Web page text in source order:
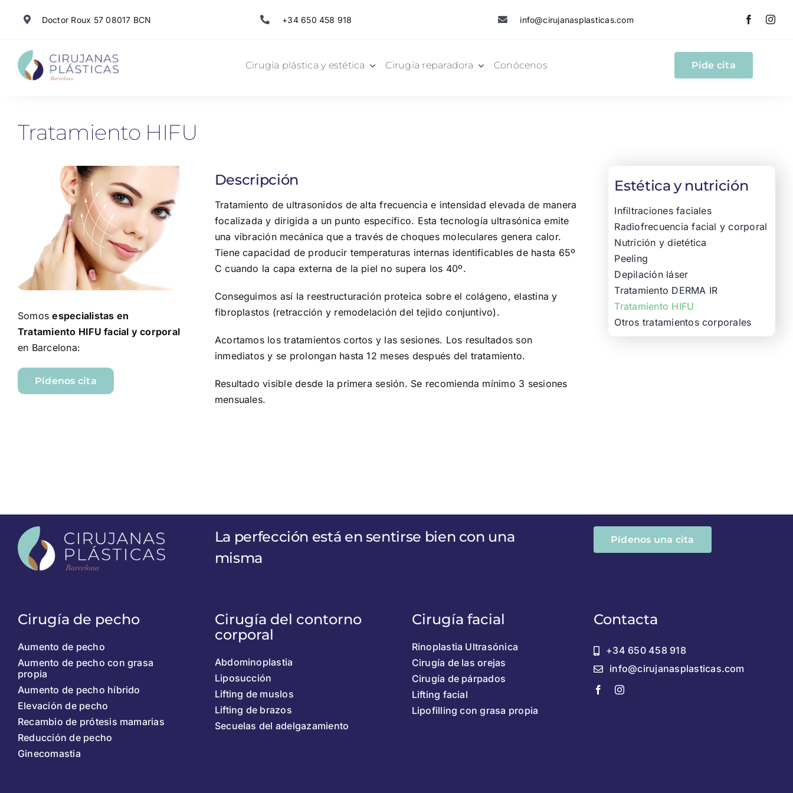
Doctor Roux 57 08017 BCN +34 650 458 918 info@cirujanasplasticas.com
Cirugía plástica y estética Cirugía reparadora Conócenos Pide cita
Tratamiento HIFU
Somosespecialistas en
Tratamiento HIFU facial y corporal
en Barcelona:
Pídenos cita
Descripción
Tratamiento de ultrasonidos de alta frecuencia e intensidad elevada de manera
focalizada y dirigida a un punto específico. Esta tecnología ultrasónica emite
una vibración mecánica que a través de choques moleculares genera calor.
Tiene capacidad de producir temperaturas internas identificables de hasta 65º
C cuando la capa externa de la piel no supera los 40º.
Conseguimos así la reestructuración proteica sobre el colágeno, elastina y
fibroplastos (retracción y remodelación del tejido conjuntivo).
Acortamos los tratamientos cortos y las sesiones. Los resultados son
inmediatos y se prolongan hasta 12 meses después del tratamiento.
Resultado visible desde la primera sesión. Se recomienda mínimo 3 sesiones
mensuales.
Estética y nutrición
Infiltraciones faciales
Radiofrecuencia facial y corporal
Nutrición y dietética
Peeling
Depilación láser
Tratamiento DERMA IR
Tratamiento HIFU
Otros tratamientos corporales
La perfección está en sentirse bien con una
misma
Pídenos una cita
Cirugía de pecho
Aumento de pecho
Aumento de pecho con grasa
propia
Aumento de pecho híbrido
Elevación de pecho
Recambio de prótesis mamarias
Reducción de pecho
Ginecomastia
Cirugía del contorno
corporal
Abdominoplastia
Liposucción
Lifting de muslos
Lifting de brazos
Secuelas del adelgazamiento
Cirugía facial
Rinoplastia Ultrasónica
Cirugía de las orejas
Cirugía de párpados
Lifting facial
Lipofilling con grasa propia
Contacta
+34 650 458 918
info@cirujanasplasticas.com